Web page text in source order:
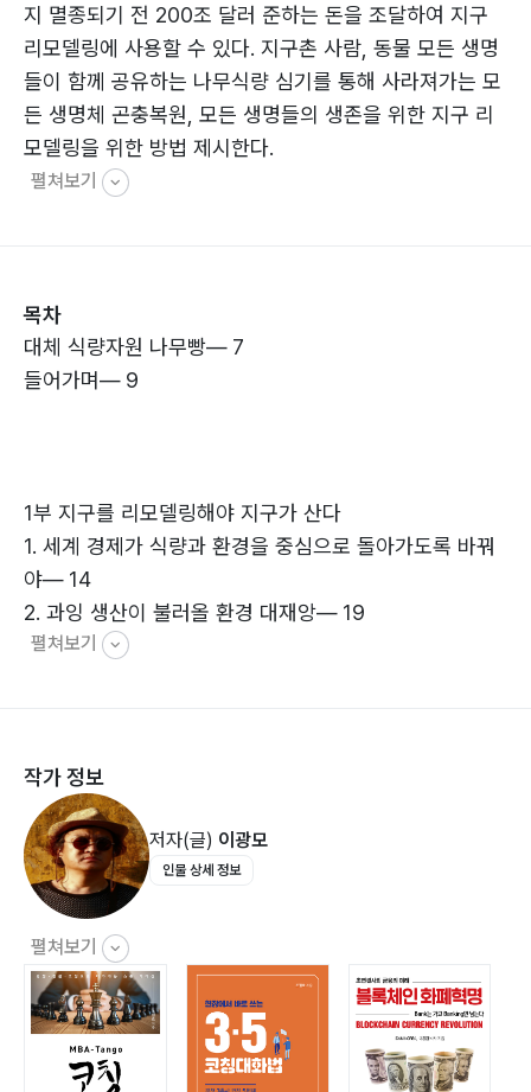
지 멸종되기 전 200조 달러 준하는 돈을 조달하여 지구
리모델링에 사용할 수 있다. 지구촌 사람, 동물 모든 생명
들이 함께 공유하는 나무식량 심기를 통해 사라져가는 모
든 생명체 곤충복원, 모든 생명들의 생존을 위한 지구 리
모델링을 위한 방법 제시한다.
펼쳐보기
목차
대체 식량자원 나무빵― 7
들어가며― 9
1부 지구를 리모델링해야 지구가 산다
1. 세계 경제가 식량과 환경을 중심으로 돌아가도록 바꿔
야― 14
2. 과잉 생산이 불러올 환경 대재앙― 19
3. 나무식량으로 환경 재앙을 극복해야― 24
7. 핵 없는 세상 만들기? 전 세계인 모두가 동참해야―
39
8. 각국의 정상들은 머리를 맞대고 핵 문제 해결해야―
42
9. 곤충이 살아야 인간도 산다― 45
10. 각종 바이러스 전파의 주범, 미세먼지― 49
11. 습지를 대폭 늘려, 해수면 상승을 막자― 52
12. 점차 사라져가는 히말라야 만년설― 54
13. 인간, 다양한 생명체와 더불어 생존해야― 57
14. 200조 달러를 투입하여 지구를 리모델링하자― 59
펼쳐보기
작가 정보
저자(글) 이광모
인물 상세 정보
펼쳐보기